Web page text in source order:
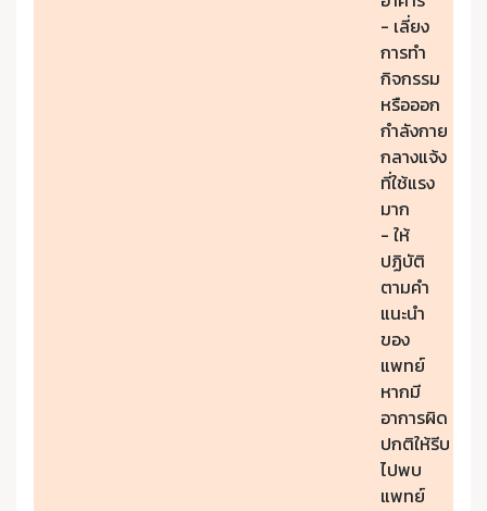
- เลี่ยง
การทำ
กิจกรรม
หรือออก
กำลังกาย
กลางแจ้ง
ที่ใช้แรง
มาก
- ให้
ปฏิบัติ
ตามคำ
แนะนำ
ของ
แพทย์
หากมี
อาการผิด
ปกติให้รีบ
ไปพบ
แพทย์